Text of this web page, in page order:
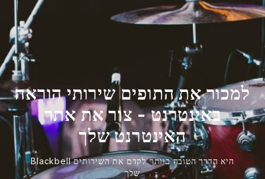
למכור את התופים שירותי הוראה
באינטרנט - צור את אתר
האינטרנט שלך
Blackbell היא הדרך הטובה ביותר לקדם את השירותים
שלך